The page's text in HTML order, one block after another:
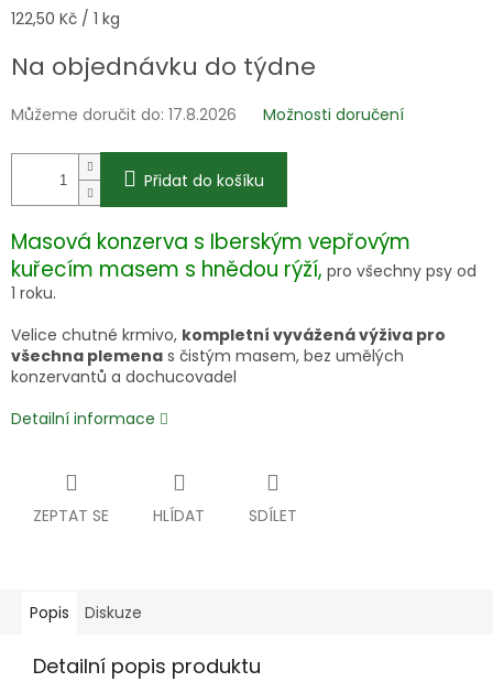
Měrná
122,50 Kč / 1 kg
Na objednávku do týdne
Můžeme doručit do: 17.8.2026 Možnosti doručení
Přidat do košíku
Masová konzerva s Iberským vepřovým
kuřecím masem s hnědou rýží, pro všechny psy od
1 roku.
Velice chutné krmivo, kompletní vyvážená výživa pro
všechna plemena s čistým masem, bez umělých
konzervantů a dochucovadel
Detailní informace
ZEPTAT SE HLÍDAT SDÍLET
Popis Diskuze
Detailní popis produktu